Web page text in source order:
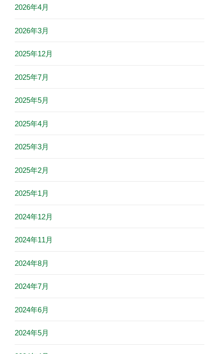
2026年4月
2026年3月
2025年12月
2025年7月
2025年5月
2025年4月
2025年3月
2025年2月
2025年1月
2024年12月
2024年11月
2024年8月
2024年7月
2024年6月
2024年5月